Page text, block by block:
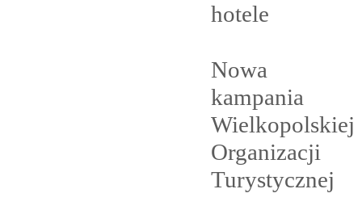
hotele
Nowa
kampania
Wielkopolskiej
Organizacji
Turystycznej